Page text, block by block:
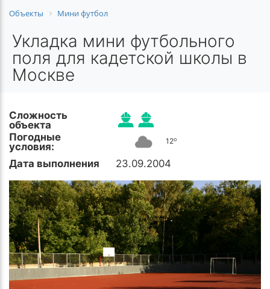
Объекты Мини футбол
Укладка мини футбольного
поля для кадетской школы в
Москве
Сложность
объекта
Погодные
условия:
12o
Дата выполнения 23.09.2004